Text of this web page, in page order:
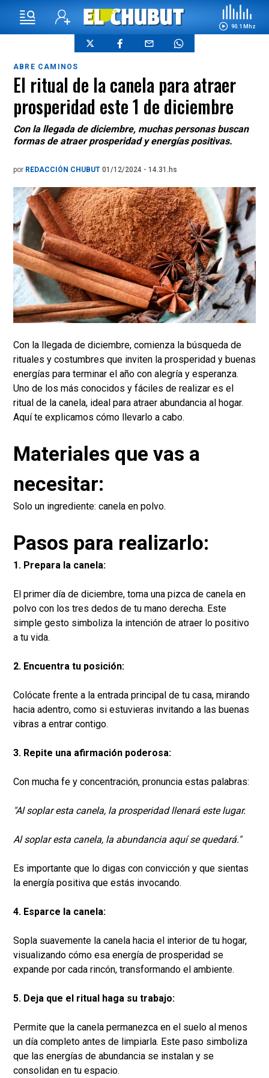
90.1 Mhz
ABRE CAMINOS
El ritual de la canela para atraer
prosperidad este 1 de diciembre
Con la llegada de diciembre, muchas personas buscan
formas de atraer prosperidad y energías positivas.
por REDACCIÓN CHUBUT 01/12/2024 - 14.31.hs
Con la llegada de diciembre, comienza la búsqueda de
rituales y costumbres que inviten la prosperidad y buenas
energías para terminar el año con alegría y esperanza.
Uno de los más conocidos y fáciles de realizar es el
ritual de la canela, ideal para atraer abundancia al hogar.
Aquí te explicamos cómo llevarlo a cabo.
Materiales que vas a
necesitar:
Solo un ingrediente: canela en polvo.
Pasos para realizarlo:
1. Prepara la canela:
El primer día de diciembre, toma una pizca de canela en
polvo con los tres dedos de tu mano derecha. Este
simple gesto simboliza la intención de atraer lo positivo
a tu vida.
2. Encuentra tu posición:
Colócate frente a la entrada principal de tu casa, mirando
hacia adentro, como si estuvieras invitando a las buenas
vibras a entrar contigo.
3. Repite una afirmación poderosa:
Con mucha fe y concentración, pronuncia estas palabras:
"Al soplar esta canela, la prosperidad llenará este lugar.
Al soplar esta canela, la abundancia aquí se quedará."
Es importante que lo digas con convicción y que sientas
la energía positiva que estás invocando.
4. Esparce la canela:
Sopla suavemente la canela hacia el interior de tu hogar,
visualizando cómo esa energía de prosperidad se
expande por cada rincón, transformando el ambiente.
5. Deja que el ritual haga su trabajo:
Permite que la canela permanezca en el suelo al menos
un día completo antes de limpiarla. Este paso simboliza
que las energías de abundancia se instalan y se
consolidan en tu espacio.